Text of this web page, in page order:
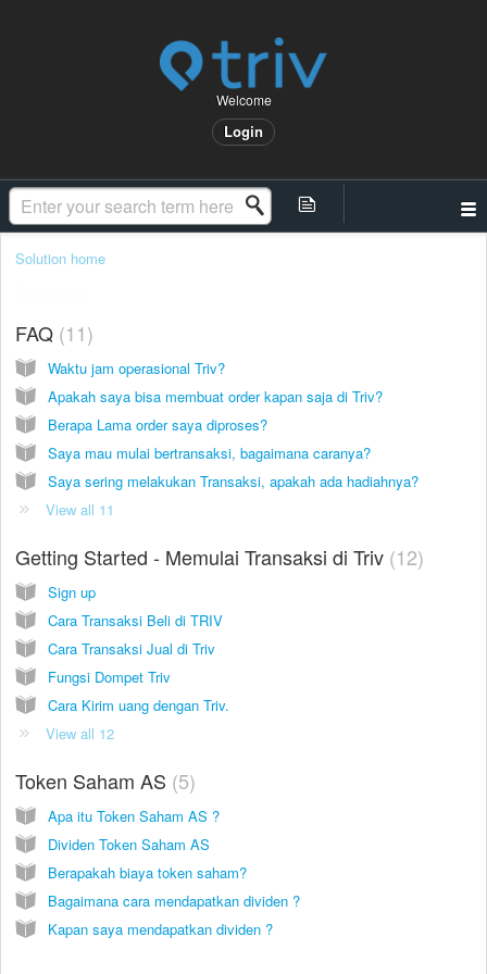
Welcome
Login
Solution home
FAQ 11
Waktu jam operasional Triv?
Apakah saya bisa membuat order kapan saja di Triv?
Berapa Lama order saya diproses?
Saya mau mulai bertransaksi, bagaimana caranya?
Saya sering melakukan Transaksi, apakah ada hadiahnya?
View all 11
Getting Started - Memulai Transaksi di Triv 12
Sign up
Cara Transaksi Beli di TRIV
Cara Transaksi Jual di Triv
Fungsi Dompet Triv
Cara Kirim uang dengan Triv.
View all 12
Token Saham AS 5
Apa itu Token Saham AS ?
Dividen Token Saham AS
Berapakah biaya token saham?
Bagaimana cara mendapatkan dividen ?
Kapan saya mendapatkan dividen ?